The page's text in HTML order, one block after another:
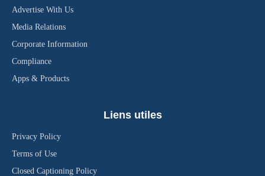
Advertise With Us
Media Relations
Corporate Information
Compliance
Apps & Products
Liens utiles
Privacy Policy
Terms of Use
Closed Captioning Policy